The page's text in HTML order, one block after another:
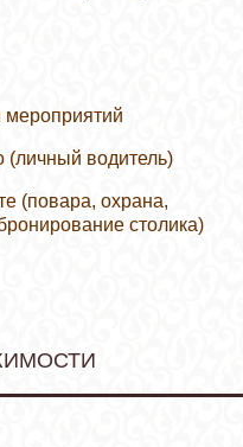
мероприятий
(личный водитель)
(повара, охрана,
столика)